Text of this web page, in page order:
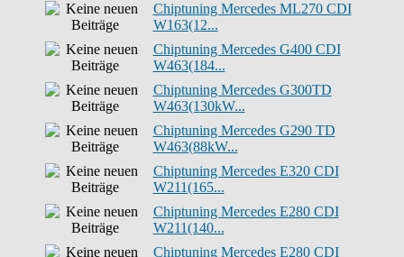
Chiptuning Mercedes ML270 CDI
W163(12...
Chiptuning Mercedes G400 CDI
W463(184...
Chiptuning Mercedes G300TD
W463(130kW...
Chiptuning Mercedes G290 TD
W463(88kW...
Chiptuning Mercedes E320 CDI
W211(165...
Chiptuning Mercedes E280 CDI
W211(140...
Chiptuning Mercedes E280 CDI